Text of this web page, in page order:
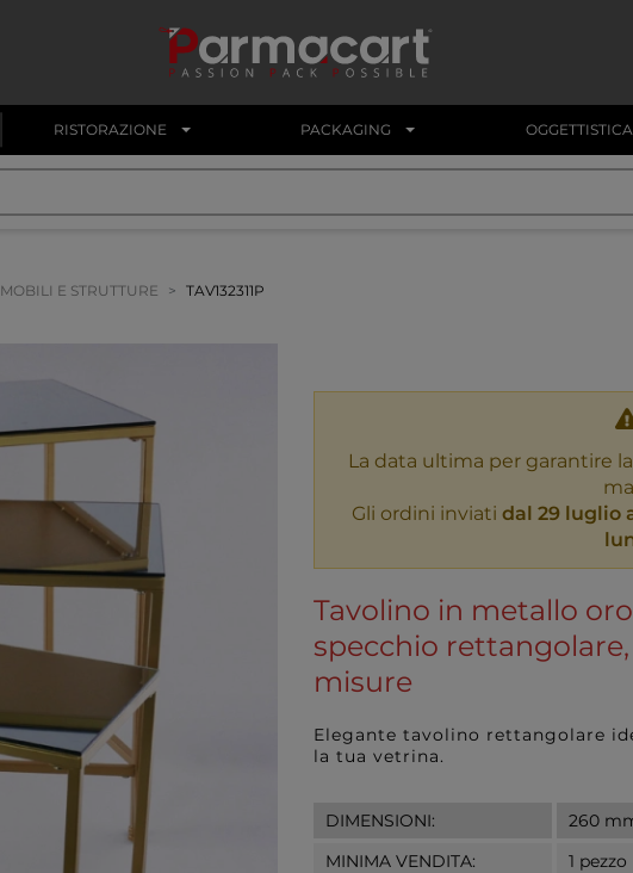
RISTORAZIONE PACKAGING OGGETTISTICA
MOBILI E STRUTTURE TAV132311P
La data ultima per garantire
Gli ordini inviati dal 29 luglio
Tavolino in metallo
specchio
misure
Elegante tavolino rettangolare
la tua vetrina.
DIMENSIONI:
260
MINIMA VENDITA:
1 pezzo